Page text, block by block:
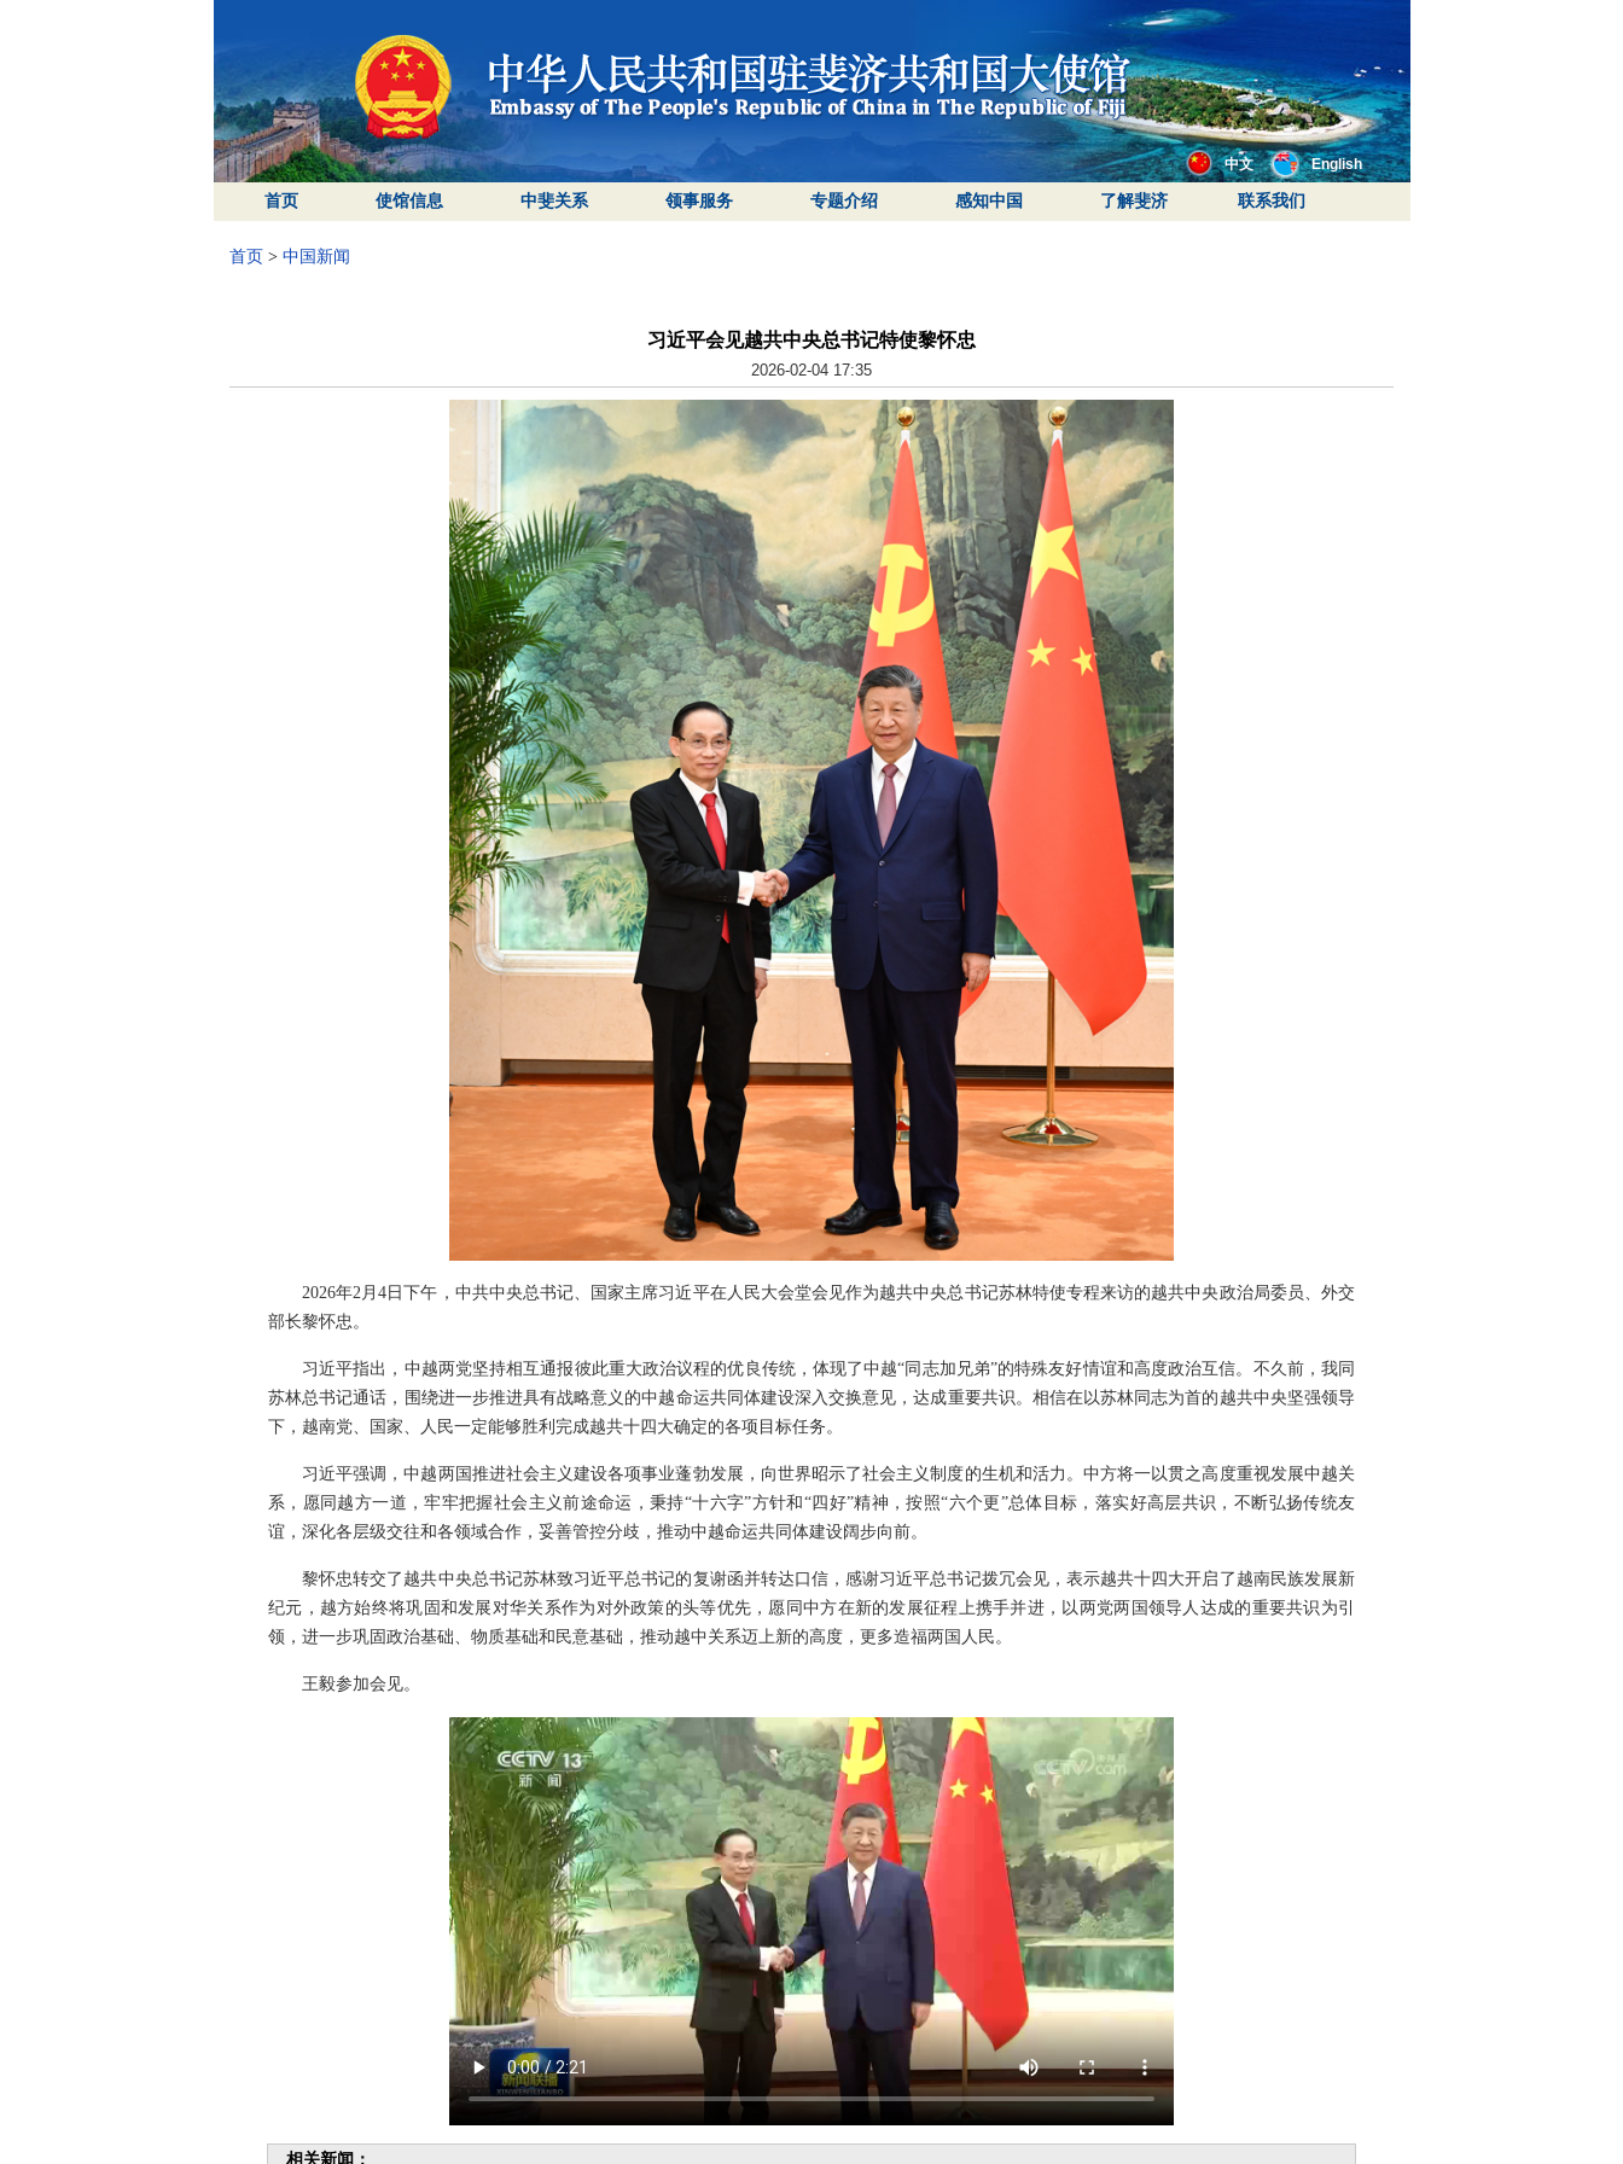
中文 English
首页 使馆信息 中斐关系 领事服务 专题介绍 感知中国 了解斐济 联系我们
首页 > 中国新闻
习近平会见越共中央总书记特使黎怀忠
2026-02-04 17:35
2026年2月4日下午，中共中央总书记、国家主席习近平在人民大会堂会见作为越共中央总书记苏林特使专程来访的越共中央政治局委员、外交
部长黎怀忠。
习近平指出，中越两党坚持相互通报彼此重大政治议程的优良传统，体现了中越“同志加兄弟”的特殊友好情谊和高度政治互信。不久前，我同
苏林总书记通话，围绕进一步推进具有战略意义的中越命运共同体建设深入交换意见，达成重要共识。相信在以苏林同志为首的越共中央坚强领导
下，越南党、国家、人民一定能够胜利完成越共十四大确定的各项目标任务。
习近平强调，中越两国推进社会主义建设各项事业蓬勃发展，向世界昭示了社会主义制度的生机和活力。中方将一以贯之高度重视发展中越关
系，愿同越方一道，牢牢把握社会主义前途命运，秉持“十六字”方针和“四好”精神，按照“六个更”总体目标，落实好高层共识，不断弘扬传统友
谊，深化各层级交往和各领域合作，妥善管控分歧，推动中越命运共同体建设阔步向前。
黎怀忠转交了越共中央总书记苏林致习近平总书记的复谢函并转达口信，感谢习近平总书记拨冗会见，表示越共十四大开启了越南民族发展新
纪元，越方始终将巩固和发展对华关系作为对外政策的头等优先，愿同中方在新的发展征程上携手并进，以两党两国领导人达成的重要共识为引
领，进一步巩固政治基础、物质基础和民意基础，推动越中关系迈上新的高度，更多造福两国人民。
王毅参加会见。
相关新闻：